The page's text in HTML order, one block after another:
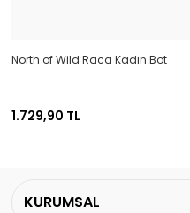
North of Wild Raca Kadın Bot
1.729,90 TL
KURUMSAL